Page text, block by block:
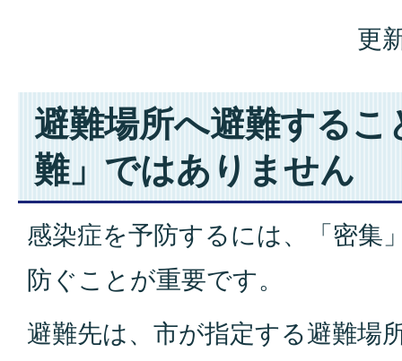
更
避難場所へ避難するこ
難」ではありません
感染症を予防するには、「密集
防ぐことが重要です。
避難先は、市が指定する避難場